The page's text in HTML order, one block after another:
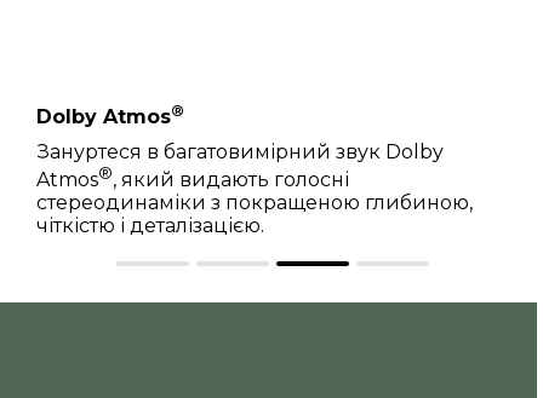
Dolby Atmos®
Зануртеся в багатовимірний звук Dolby
Atmos®, який видають голосні
стереодинаміки з покращеною глибиною,
чіткістю і деталізацією.